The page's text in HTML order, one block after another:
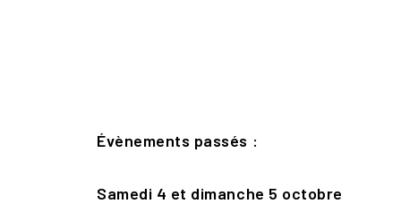
Évènements passés :
Samedi 4 et dimanche 5 octobre